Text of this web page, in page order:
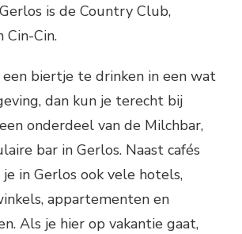
is de Country Club,
Cin-Cin.
een biertje te drinken in een wat
dan kun je terecht bij
onderdeel van de Milchbar,
bar in Gerlos. Naast cafés
je in Gerlos ook vele hotels,
appartementen en
Als je hier op vakantie gaat,